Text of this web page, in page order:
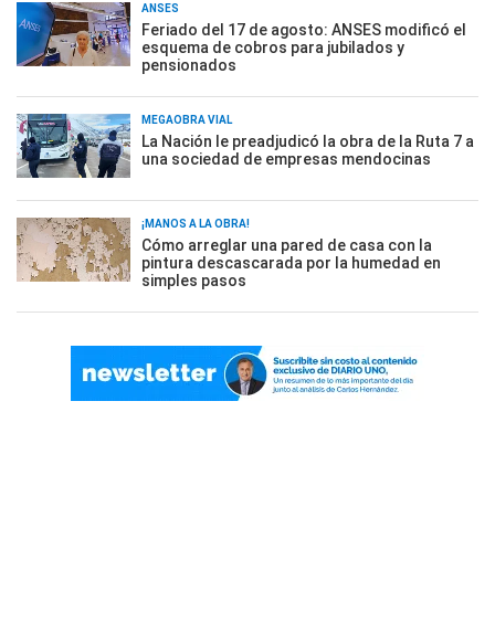
ANSES
Feriado del 17 de agosto: ANSES modificó el
esquema de cobros para jubilados y
pensionados
MEGAOBRA VIAL
La Nación le preadjudicó la obra de la Ruta 7 a
una sociedad de empresas mendocinas
¡MANOS A LA OBRA!
Cómo arreglar una pared de casa con la
pintura descascarada por la humedad en
simples pasos